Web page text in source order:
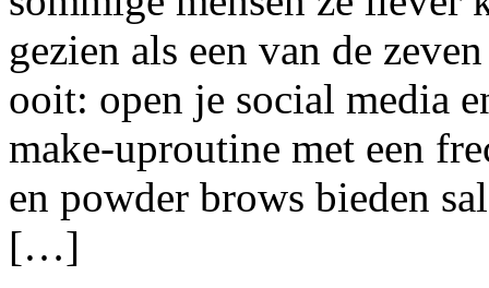
gezien als een van de
ooit: open je social media
make-uproutine met een
en powder brows bieden
[…]